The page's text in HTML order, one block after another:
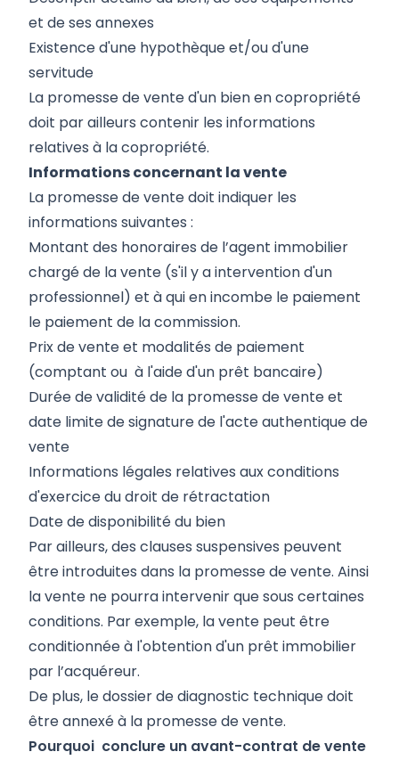
et de ses annexes
Existence d'une hypothèque et/ou d'une
servitude
La promesse de vente d'un bien en copropriété
doit par ailleurs contenir les informations
relatives à la copropriété.
Informations concernant la vente
La promesse de vente doit indiquer les
informations suivantes :
Montant des honoraires de l’agent immobilier
chargé de la vente (s'il y a intervention d'un
professionnel) et à qui en incombe le paiement
le paiement de la commission.
Prix de vente et modalités de paiement
(comptant ou à l'aide d'un prêt bancaire)
Durée de validité de la promesse de vente et
date limite de signature de l'acte authentique de
vente
Informations légales relatives aux conditions
d'exercice du droit de rétractation
Date de disponibilité du bien
Par ailleurs, des clauses suspensives peuvent
être introduites dans la promesse de vente. Ainsi
la vente ne pourra intervenir que sous certaines
conditions. Par exemple, la vente peut être
conditionnée à l'obtention d'un prêt immobilier
par l’acquéreur.
De plus, le dossier de diagnostic technique doit
être annexé à la promesse de vente.
Pourquoi conclure un avant-contrat de vente